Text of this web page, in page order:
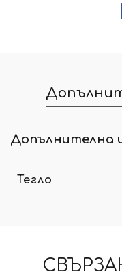
Допълнителна
Тегло